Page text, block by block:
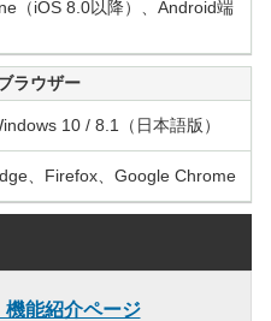
（iOS 8.0以降）、Android端
ラウザー
10 / 8.1（日本語版）
、Firefox、Google Chrome
能紹介ページ